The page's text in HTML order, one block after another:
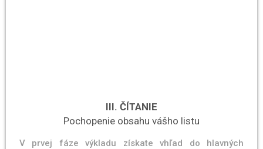
III. ČÍTANIE
Pochopenie obsahu vášho listu
V prvej fáze výkladu získate vhľad do hlavných